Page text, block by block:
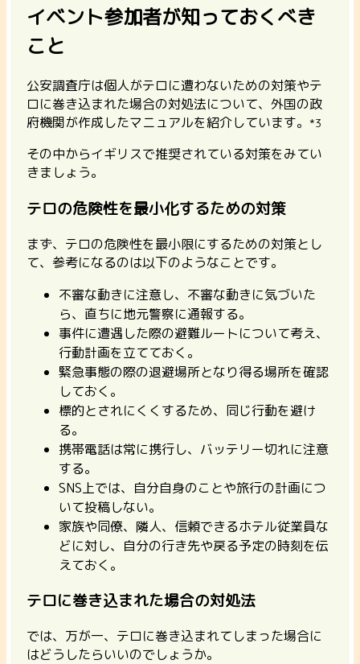
イベント参加者が知っておくべき
こと
公安調査庁は個人がテロに遭わないための対策やテ
ロに巻き込まれた場合の対処法について、外国の政
府機関が作成したマニュアルを紹介しています。 *3
その中からイギリスで推奨されている対策をみてい
きましょう。
テロの危険性を最小化するための対策
まず、テロの危険性を最小限にするための対策とし
て、参考になるのは以下のようなことです。
不審な動きに注意し、不審な動きに気づいた
ら、直ちに地元警察に通報する。
事件に遭遇した際の避難ルートについて考え、
行動計画を立てておく。
緊急事態の際の退避場所となり得る場所を確認
しておく。
標的とされにくくするため、同じ行動を避け
る。
携帯電話は常に携行し、バッテリー切れに注意
する。
SNS上では、自分自身のことや旅行の計画につ
いて投稿しない。
家族や同僚、隣人、信頼できるホテル従業員な
どに対し、自分の行き先や戻る予定の時刻を伝
えておく。
テロに巻き込まれた場合の対処法
では、万が一、テロに巻き込まれてしまった場合に
はどうしたらいいのでしょうか。